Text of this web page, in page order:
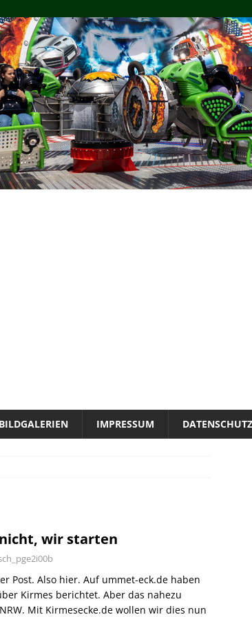
BILDGALERIEN IMPRESSUM DATENSCHUTZ
wir starten
Post. Also hier. Auf ummet-eck.de haben
Kirmes berichtet. Aber das nahezu
Mit Kirmesecke.de wollen wir dies nun